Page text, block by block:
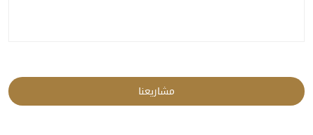
مشاريعنا